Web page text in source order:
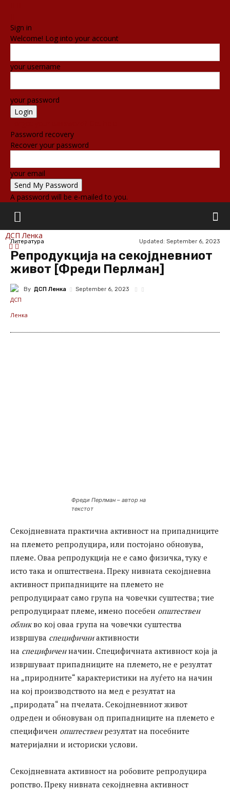
Sign in
Welcome! Log into your account
your username
your password
Password recovery
Recover your password
your email
A password will be e-mailed to you.
ДСП Ленка
Литература Updated: September 6, 2023
Репродукција на секојдневниот
живот [Фреди Перлман]
By ДСП Ленка September 6, 2023
Фреди Перлман – автор на
текстот
Секојдневната практична активност на припадниците
на племето репродуцира, или постојано обновува,
племе. Оваа репродукција не е само физичка, туку е
исто така и општествена. Преку нивната секојдневна
активност припадниците на племето не
репродуцираат само група на човечки суштества; тие
репродуцираат племе, имено посебен општествен
обликво кој оваа група на човечки суштества
извршува специфичниактивности
на специфиченначин. Специфичната активност која ја
извршуваат припадниците на племето, не е резултат
на „природните“ карактеристики на луѓето на начин
на кој производството на мед е резултат на
„природата“ на пчелата. Секојдневниот живот
одреден и обновуван од припадниците на племето е
специфичен општественрезултат на посебните
материјални и историски услови.
Секојдневната активност на робовите репродуцира
ропство. Преку нивната секојдневна активност